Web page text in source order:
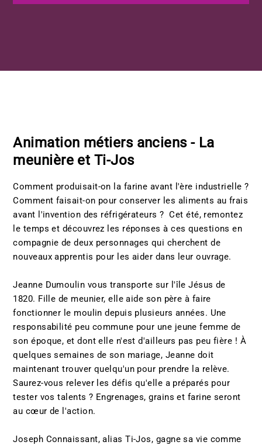
Animation métiers anciens - La
meunière et Ti-Jos
Comment produisait-on la farine avant l'ère industrielle ?
Comment faisait-on pour conserver les aliments au frais
avant l'invention des réfrigérateurs ? Cet été, remontez
le temps et découvrez les réponses à ces questions en
compagnie de deux personnages qui cherchent de
nouveaux apprentis pour les aider dans leur ouvrage.
Jeanne Dumoulin vous transporte sur l'île Jésus de
1820. Fille de meunier, elle aide son père à faire
fonctionner le moulin depuis plusieurs années. Une
responsabilité peu commune pour une jeune femme de
son époque, et dont elle n'est d'ailleurs pas peu fière ! À
quelques semaines de son mariage, Jeanne doit
maintenant trouver quelqu'un pour prendre la relève.
Saurez-vous relever les défis qu'elle a préparés pour
tester vos talents ? Engrenages, grains et farine seront
au cœur de l'action.
Joseph Connaissant, alias Ti-Jos, gagne sa vie comme